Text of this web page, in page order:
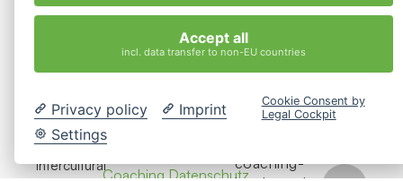
ilvy
Intercultural
Seiten
Startseite
Coaching
Rechtliches
Datenschutz
Contact
coaching-
Kostenlose
Accept all
incl. data transfer to non-EU countries
Privacy policy
Imprint
Settings
Cookie Consent by
Legal Cockpit